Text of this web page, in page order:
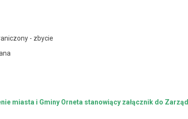
- zbycie
miasta i Gminy Orneta stanowiący załącznik do